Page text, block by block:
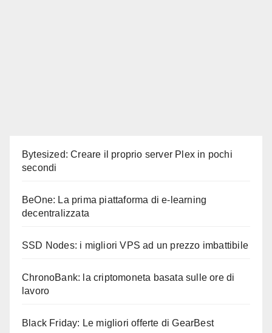
Bytesized: Creare il proprio server Plex in pochi
secondi
BeOne: La prima piattaforma di e-learning
decentralizzata
SSD Nodes: i migliori VPS ad un prezzo imbattibile
ChronoBank: la criptomoneta basata sulle ore di
lavoro
Black Friday: Le migliori offerte di GearBest